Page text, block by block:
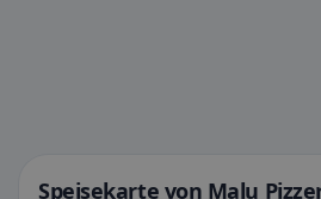
Speisekarte von Malu